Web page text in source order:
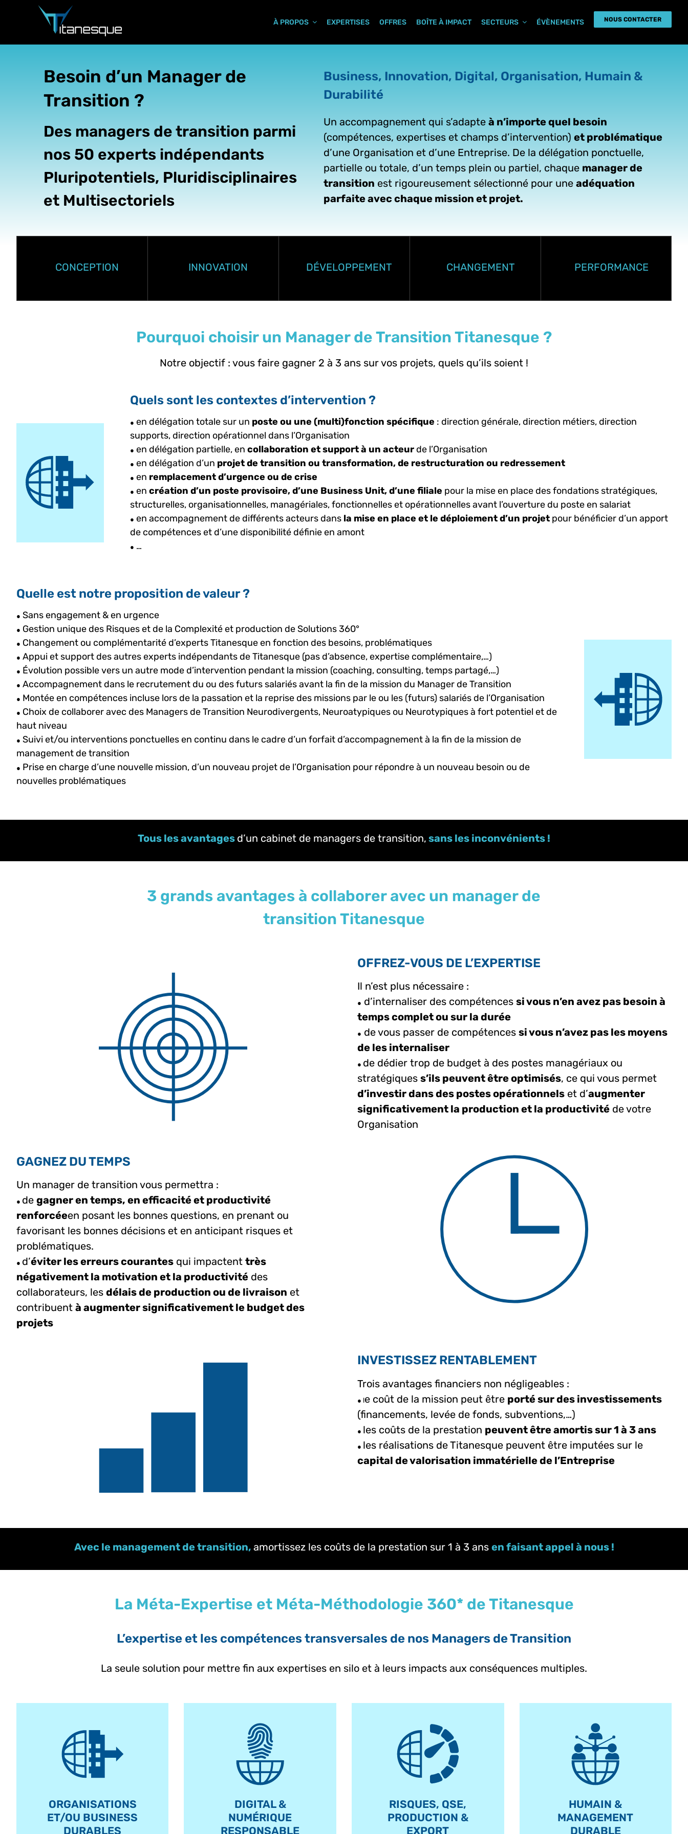
À PROPOS EXPERTISES OFFRES BOÎTE À IMPACT SECTEURS ÉVÈNEMENTS NOUS CONTACTER
Besoin d’un Manager de
Transition ?
Des managers de transition parmi
nos 50 experts indépendants
Pluripotentiels, Pluridisciplinaires
et Multisectoriels
Business, Innovation, Digital, Organisation, Humain &
Durabilité
Un accompagnement qui s’adapte à n’importe quel besoin
(compétences, expertises et champs d’intervention) et problématique
d’une Organisation et d’une Entreprise. De la délégation ponctuelle,
partielle ou totale, d’un temps plein ou partiel, chaque manager de
transition est rigoureusement sélectionné pour une adéquation
parfaite avec chaque mission et projet.
CONCEPTION INNOVATION DÉVELOPPEMENT CHANGEMENT PERFORMANCE
Pourquoi choisir un Manager de Transition Titanesque ?
Notre objectif : vous faire gagner 2 à 3 ans sur vos projets, quels qu’ils soient !
Quels sont les contextes d’intervention ?
● en délégation totale sur un poste ou une (multi)fonction spécifique : direction générale, direction métiers, direction
supports, direction opérationnel dans l’Organisation
● en délégation partielle, en collaboration et support à un acteurde l’Organisation
● en délégation d’un projet de transition ou transformation, de restructuration ou redressement
● en remplacement d’urgence ou de crise
● en création d’un poste provisoire, d’une Business Unit, d’une filiale pour la mise en place des fondations stratégiques,
structurelles, organisationnelles, managériales, fonctionnelles et opérationnelles avant l’ouverture du poste en salariat
● en accompagnement de différents acteurs dans la mise en place et le déploiement d’un projetpour bénéficier d’un apport
de compétences et d’une disponibilité définie en amont
● …
Quelle est notre proposition de valeur ?
● Sans engagement & en urgence
● Gestion unique des Risques et de la Complexité et production de Solutions 360°
● Changement ou complémentarité d’experts Titanesque en fonction des besoins, problématiques
● Appui et support des autres experts indépendants de Titanesque (pas d’absence, expertise complémentaire,…)
● Évolution possible vers un autre mode d’intervention pendant la mission (coaching, consulting, temps partagé,…)
● Accompagnement dans le recrutement du ou des futurs salariés avant la fin de la mission du Manager de Transition
● Montée en compétences incluse lors de la passation et la reprise des missions par le ou les (futurs) salariés de l’Organisation
● Choix de collaborer avec des Managers de Transition Neurodivergents, Neuroatypiques ou Neurotypiques à fort potentiel et de
haut niveau
● Suivi et/ou interventions ponctuelles en continu dans le cadre d’un forfait d’accompagnement à la fin de la mission de
management de transition
● Prise en charge d’une nouvelle mission, d’un nouveau projet de l’Organisation pour répondre à un nouveau besoin ou de
nouvelles problématiques
Tous les avantages d’un cabinet de managers de transition, sans les inconvénients !
3 grands avantages à collaborer avec un manager de
transition Titanesque
OFFREZ-VOUS DE L’EXPERTISE
Il n’est plus nécessaire :
● d’internaliser des compétences si vous n’en avez pas besoin à
temps complet ou sur la durée
● de vous passer de compétences si vous n’avez pas les moyens
de les internaliser
● de dédier trop de budget à des postes managériaux ou
stratégiques s’ils peuvent être optimisés, ce qui vous permet
d’investir dans des postes opérationnelset d’augmenter
significativement la production et la productivitéde votre
Organisation
GAGNEZ DU TEMPS
Un manager de transition vous permettra :
● de gagner en temps, en efficacité et productivité
renforcéeen posant les bonnes questions, en prenant ou
favorisant les bonnes décisions et en anticipant risques et
problématiques.
● d’éviter les erreurs courantesqui impactent très
négativement la motivation et la productivitédes
collaborateurs, les délais de production ou de livraison et
contribuent à augmenter significativement le budget des
projets
INVESTISSEZ RENTABLEMENT
Trois avantages financiers non négligeables :
● le coût de la mission peut être porté sur des investissements
(financements, levée de fonds, subventions,…)
● les coûts de la prestation peuvent être amortis sur 1 à 3 ans
● les réalisations de Titanesque peuvent être imputées sur le
capital de valorisation immatérielle de l’Entreprise
Avec le management de transition, amortissez les coûts de la prestation sur 1 à 3 ans en faisant appel à nous !
La Méta-Expertise et Méta-Méthodologie 360* de Titanesque
L’expertise et les compétences transversales de nos Managers de Transition
La seule solution pour mettre fin aux expertises en silo et à leurs impacts aux conséquences multiples.
ORGANISATIONS
ET/OU BUSINESS
DURABLES
DIGITAL &
NUMÉRIQUE
RESPONSABLE
RISQUES, QSE,
PRODUCTION &
EXPORT
HUMAIN &
MANAGEMENT
DURABLE